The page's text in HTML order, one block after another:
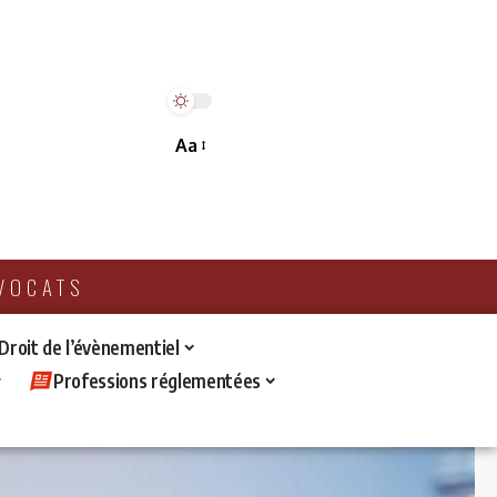
Aa
de l’évènementiel
Professions réglementées